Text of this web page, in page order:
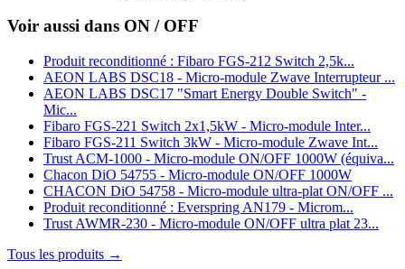
Voir aussi dans ON / OFF
Produit reconditionné : Fibaro FGS-212 Switch 2,5k...
AEON LABS DSC18 - Micro-module Zwave Interrupteur ...
AEON LABS DSC17 "Smart Energy Double Switch" -
Mic...
Fibaro FGS-221 Switch 2x1,5kW - Micro-module Inter...
Fibaro FGS-211 Switch 3kW - Micro-module Zwave Int...
Trust ACM-1000 - Micro-module ON/OFF 1000W (équiva...
Chacon DiO 54755 - Micro-module ON/OFF 1000W
CHACON DiO 54758 - Micro-module ultra-plat ON/OFF ...
Produit reconditionné : Everspring AN179 - Microm...
Trust AWMR-230 - Micro-module ON/OFF ultra plat 23...
Tous les produits →